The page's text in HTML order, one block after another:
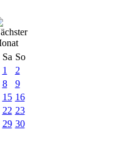
Sa So
1
2
8
9
15 16
22 23
29 30